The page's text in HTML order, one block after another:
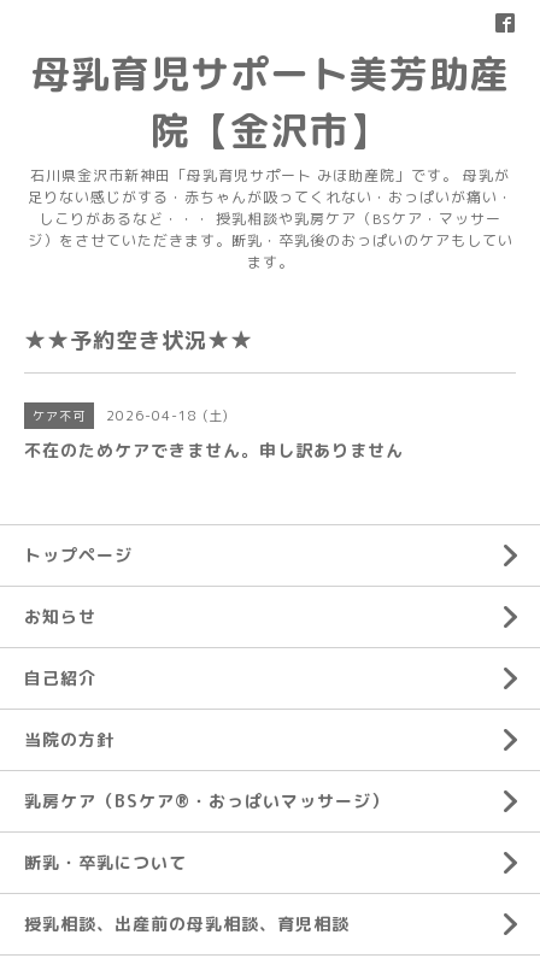
母乳育児サポート美芳助産
院【金沢市】
石川県金沢市新神田「母乳育児サポート みほ助産院」です。 母乳が
足りない感じがする・赤ちゃんが吸ってくれない・おっぱいが痛い・
しこりがあるなど・・・ 授乳相談や乳房ケア（BSケア・マッサー
ジ）をさせていただきます。断乳・卒乳後のおっぱいのケアもしてい
ます。
★★予約空き状況★★
ケア不可 2026-04-18 (土)
不在のためケアできません。申し訳ありません
トップページ
お知らせ
自己紹介
当院の方針
乳房ケア（BSケア®︎・おっぱいマッサージ）
断乳・卒乳について
授乳相談、出産前の母乳相談、育児相談